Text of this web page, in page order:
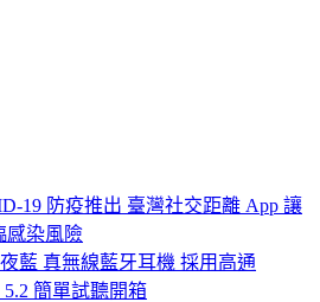
19 防疫推出 臺灣社交距離 App 讓
感染風險
藍 真無線藍牙耳機 採用高通
簡單試聽開箱